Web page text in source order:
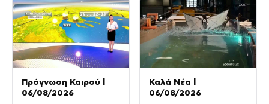
Πρόγνωση Καιρού |
06/08/2026
Καλά Νέα |
06/08/2026